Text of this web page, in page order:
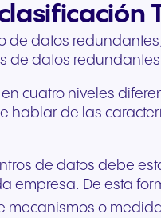
de datos
de datos
cuatro niveles
hablar de las
de datos debe
empresa. De esta
mecanismos o